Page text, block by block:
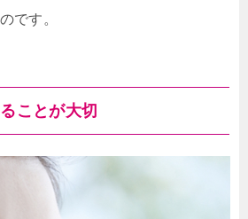
です。
ことが大切